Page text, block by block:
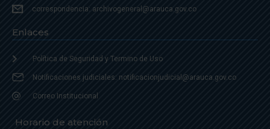
correspondencia: archivogeneral@arauca.gov.co
Enlaces
Política de Seguridad y Termino de Uso
Notificaciones judiciales: notificacionjudicial@arauca.gov.co
Correo Institucional
Horario de atención